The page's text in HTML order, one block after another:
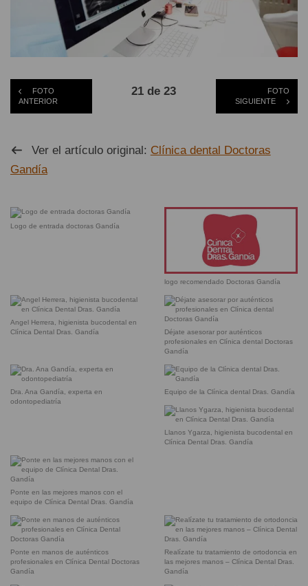
FOTO
ANTERIOR
21 de 23
FOTO
SIGUIENTE
Ver el artículo original: Clínica dental Doctoras
Gandía
Logo de entrada doctoras Gandía
logo recomendado Doctoras Gandía
Angel Herrera, higienista bucodental en
Clínica Dental Dras. Gandía
Déjate asesorar por auténticos
profesionales en Clínica dental Doctoras
Gandía
Dra. Ana Gandía, experta en
odontopediatría
Equipo de la Clínica dental Dras. Gandía
Llanos Ygarza, higienista bucodental en
Clínica Dental Dras. Gandía
Ponte en las mejores manos con el
equipo de Clínica Dental Dras. Gandía
Ponte en manos de auténticos
profesionales en Clínica Dental Doctoras
Gandía
Realízate tu tratamiento de ortodoncia en
las mejores manos – Clínica Dental Dras.
Gandía